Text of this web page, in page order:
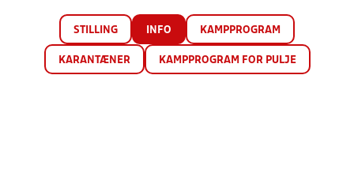
STILLING INFO KAMPPROGRAM
KARANTÆNER KAMPPROGRAM FOR PULJE